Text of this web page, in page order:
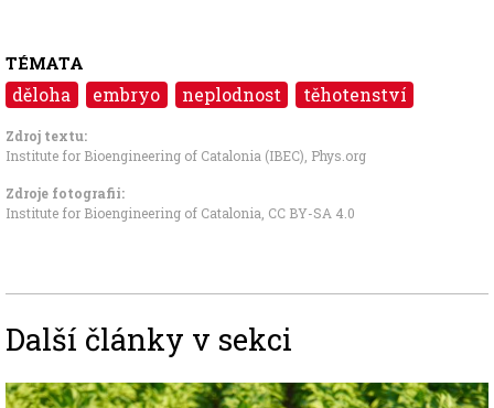
TÉMATA
děloha embryo neplodnost těhotenství
Zdroj textu:
Institute for Bioengineering of Catalonia (IBEC) Phys.org
Zdroje fotografii:
Institute for Bioengineering of Catalonia CC BY-SA 4.0
Další články v sekci
Image